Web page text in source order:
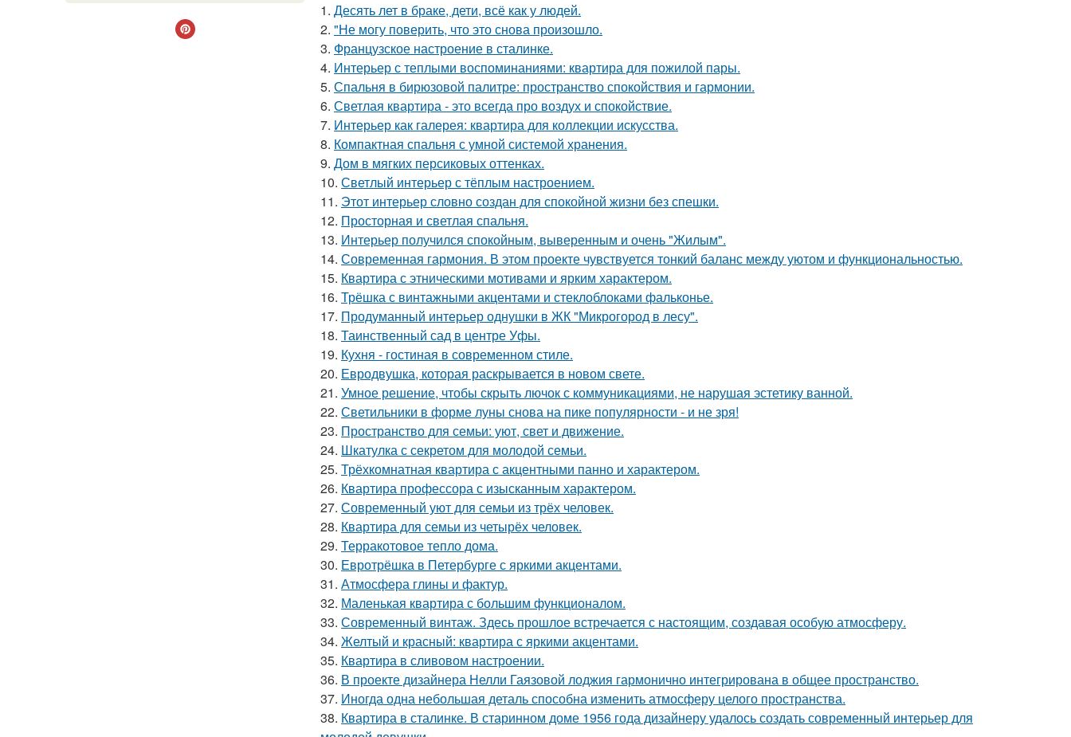
1. Десять лет в браке, дети, всё как у людей.
2. "Не могу поверить, что это снова произошло.
3. Французское настроение в сталинке.
4. Интерьер с теплыми воспоминаниями: квартира для пожилой пары.
5. Спальня в бирюзовой палитре: пространство спокойствия и гармонии.
6. Светлая квартира - это всегда про воздух и спокойствие.
7. Интерьер как галерея: квартира для коллекции искусства.
8. Компактная спальня с умной системой хранения.
9. Дом в мягких персиковых оттенках.
10. Светлый интерьер с тёплым настроением.
11. Этот интерьер словно создан для спокойной жизни без спешки.
12. Просторная и светлая спальня.
13. Интерьер получился спокойным, выверенным и очень "Жилым".
14. Современная гармония. В этом проекте чувствуется тонкий баланс между уютом и функциональностью.
15. Квартира с этническими мотивами и ярким характером.
16. Трёшка с винтажными акцентами и стеклоблоками фальконье.
17. Продуманный интерьер однушки в ЖК "Микрогород в лесу".
18. Таинственный сад в центре Уфы.
19. Кухня - гостиная в современном стиле.
20. Евродвушка, которая раскрывается в новом свете.
21. Умное решение, чтобы скрыть лючок с коммуникациями, не нарушая эстетику ванной.
22. Светильники в форме луны снова на пике популярности - и не зря!
23. Пространство для семьи: уют, свет и движение.
24. Шкатулка с секретом для молодой семьи.
25. Трёхкомнатная квартира с акцентными панно и характером.
26. Квартира профессора с изысканным характером.
27. Современный уют для семьи из трёх человек.
28. Квартира для семьи из четырёх человек.
29. Терракотовое тепло дома.
30. Евротрёшка в Петербурге с яркими акцентами.
31. Атмосфера глины и фактур.
32. Маленькая квартира с большим функционалом.
33. Современный винтаж. Здесь прошлое встречается с настоящим, создавая особую атмосферу.
34. Желтый и красный: квартира с яркими акцентами.
35. Квартира в сливовом настроении.
36. В проекте дизайнера Нелли Гаязовой лоджия гармонично интегрирована в общее пространство.
37. Иногда одна небольшая деталь способна изменить атмосферу целого пространства.
38. Квартира в сталинке. В старинном доме 1956 года дизайнеру удалось создать современный интерьер для